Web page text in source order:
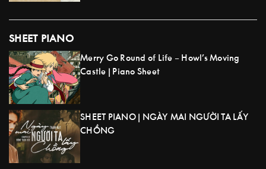
SHEET PIANO
Merry Go Round of Life – Howl’s Moving
Castle | Piano Sheet
SHEET PIANO | NGÀY MAI NGƯỜI TA LẤY
CHỒNG